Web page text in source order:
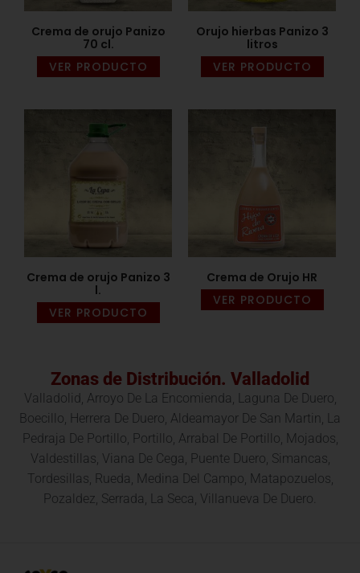
Crema de orujo Panizo
70 cl.
VER PRODUCTO
Orujo hierbas Panizo 3
litros
VER PRODUCTO
Crema de orujo Panizo 3
l.
VER PRODUCTO
Crema de Orujo HR
VER PRODUCTO
Zonas de Distribución. Valladolid
Valladolid, Arroyo De La Encomienda, Laguna De Duero,
Boecillo, Herrera De Duero, Aldeamayor De San Martin, La
Pedraja De Portillo, Portillo, Arrabal De Portillo, Mojados,
Valdestillas, Viana De Cega, Puente Duero, Simancas,
Tordesillas, Rueda, Medina Del Campo, Matapozuelos,
Pozaldez, Serrada, La Seca, Villanueva De Duero.